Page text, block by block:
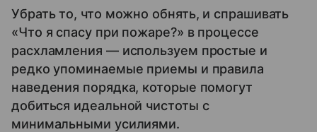
Убрать то, что можно обнять, и спрашивать
«Что я спасу при пожаре?» в процессе
расхламления — используем простые и
редко упоминаемые приемы и правила
наведения порядка, которые помогут
добиться идеальной чистоты с
минимальными усилиями.